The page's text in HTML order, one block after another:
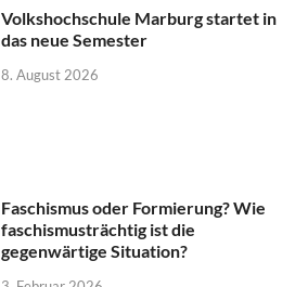
Volkshochschule Marburg startet in
das neue Semester
8. August 2026
Faschismus oder Formierung? Wie
faschismusträchtig ist die
gegenwärtige Situation?